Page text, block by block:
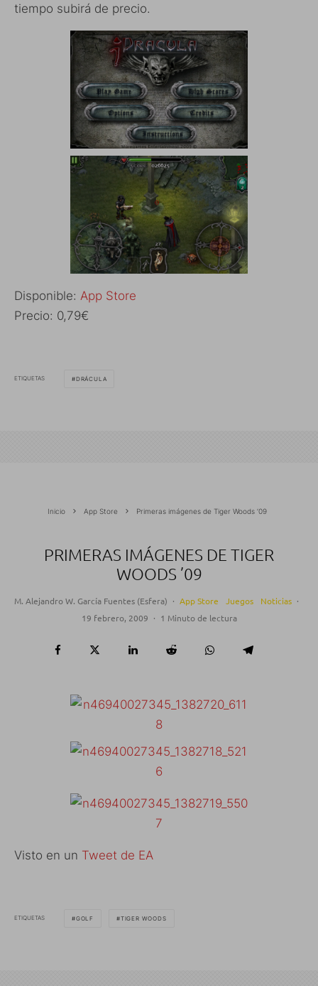
tiempo subirá de precio.
Disponible: App Store
Precio: 0,79€
ETIQUETAS DRÁCULA
Inicio App Store Primeras imágenes de Tiger Woods ’09
PRIMERAS IMÁGENES DE TIGER
WOODS ’09
M. Alejandro W. García Fuentes (Esfera) · App Store Juegos Noticias ·
19 febrero, 2009 · 1 Minuto de lectura
Visto en un Tweet de EA
ETIQUETAS GOLF TIGER WOODS